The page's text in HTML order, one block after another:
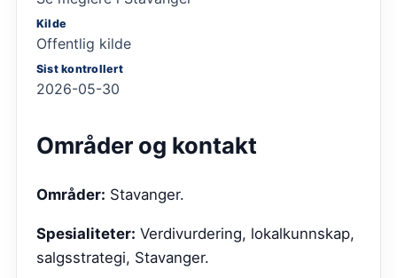
Kilde
Offentlig kilde
Sist kontrollert
2026-05-30
Områder og kontakt
Områder: Stavanger.
Spesialiteter: Verdivurdering, lokalkunnskap,
salgsstrategi, Stavanger.